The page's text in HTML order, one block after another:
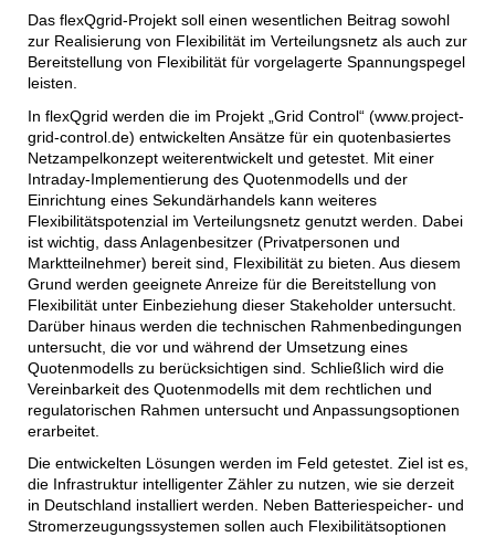
Das flexQgrid-Projekt soll einen wesentlichen Beitrag sowohl
zur Realisierung von Flexibilität im Verteilungsnetz als auch zur
Bereitstellung von Flexibilität für vorgelagerte Spannungspegel
leisten.
In flexQgrid werden die im Projekt „Grid Control“ (www.project-
grid-control.de) entwickelten Ansätze für ein quotenbasiertes
Netzampelkonzept weiterentwickelt und getestet. Mit einer
Intraday-Implementierung des Quotenmodells und der
Einrichtung eines Sekundärhandels kann weiteres
Flexibilitätspotenzial im Verteilungsnetz genutzt werden. Dabei
ist wichtig, dass Anlagenbesitzer (Privatpersonen und
Marktteilnehmer) bereit sind, Flexibilität zu bieten. Aus diesem
Grund werden geeignete Anreize für die Bereitstellung von
Flexibilität unter Einbeziehung dieser Stakeholder untersucht.
Darüber hinaus werden die technischen Rahmenbedingungen
untersucht, die vor und während der Umsetzung eines
Quotenmodells zu berücksichtigen sind. Schließlich wird die
Vereinbarkeit des Quotenmodells mit dem rechtlichen und
regulatorischen Rahmen untersucht und Anpassungsoptionen
erarbeitet.
Die entwickelten Lösungen werden im Feld getestet. Ziel ist es,
die Infrastruktur intelligenter Zähler zu nutzen, wie sie derzeit
in Deutschland installiert werden. Neben Batteriespeicher- und
Stromerzeugungssystemen sollen auch Flexibilitätsoptionen